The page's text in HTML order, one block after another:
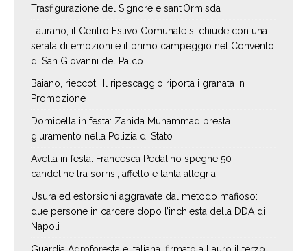
Trasfigurazione del Signore e sant’Ormisda
Taurano, il Centro Estivo Comunale si chiude con una
serata di emozioni e il primo campeggio nel Convento
di San Giovanni del Palco
Baiano, rieccoti! Il ripescaggio riporta i granata in
Promozione
Domicella in festa: Zahida Muhammad presta
giuramento nella Polizia di Stato
Avella in festa: Francesca Pedalino spegne 50
candeline tra sorrisi, affetto e tanta allegria
Usura ed estorsioni aggravate dal metodo mafioso:
due persone in carcere dopo l’inchiesta della DDA di
Napoli